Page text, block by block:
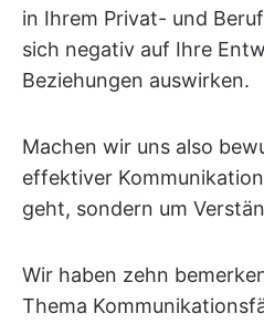
in Ihrem Privat- und
sich negativ auf Ihre
Beziehungen auswirken.
Machen wir uns also
effektiver
geht, sondern um
Wir haben zehn
Thema